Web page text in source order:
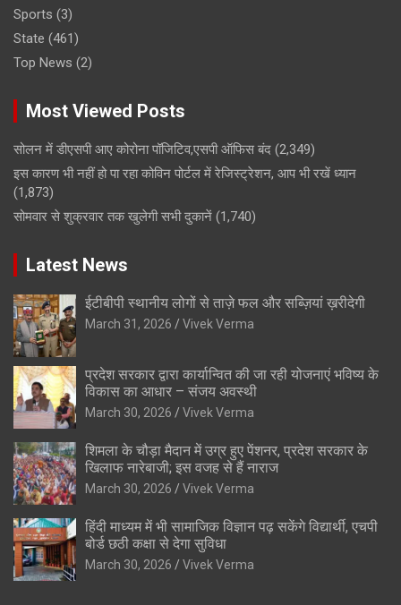
Sports (3)
State (461)
Top News (2)
Most Viewed Posts
सोलन में डीएसपी आए कोरोना पॉजिटिव,एसपी ऑफिस बंद (2,349)
इस कारण भी नहीं हो पा रहा कोविन पोर्टल में रेजिस्ट्रेशन, आप भी रखें ध्यान
(1,873)
सोमवार से शुक्रवार तक खुलेगी सभी दुकानें (1,740)
Latest News
ईटीबीपी स्थानीय लोगों से ताज़े फल और सब्ज़ियां ख़रीदेगी
March 31, 2026 Vivek Verma
प्रदेश सरकार द्वारा कार्यान्वित की जा रही योजनाएं भविष्य के
विकास का आधार – संजय अवस्थी
March 30, 2026 Vivek Verma
शिमला के चौड़ा मैदान में उग्र हुए पेंशनर, प्रदेश सरकार के
खिलाफ नारेबाजी; इस वजह से हैं नाराज
March 30, 2026 Vivek Verma
हिंदी माध्यम में भी सामाजिक विज्ञान पढ़ सकेंगे विद्यार्थी, एचपी
बोर्ड छठी कक्षा से देगा सुविधा
March 30, 2026 Vivek Verma